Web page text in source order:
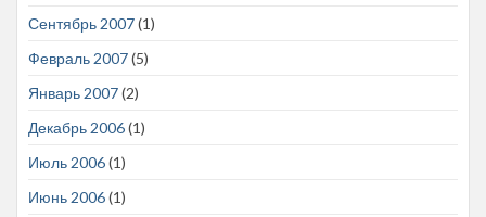
Сентябрь 2007(1)
Февраль 2007(5)
Январь 2007(2)
Декабрь 2006(1)
Июль 2006(1)
Июнь 2006(1)